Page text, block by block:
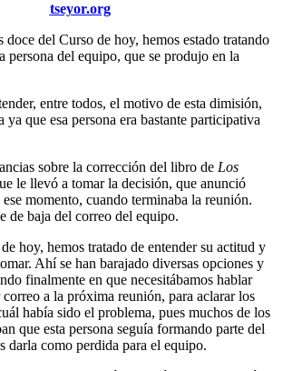
tseyor.org
del Curso de hoy, hemos estado tratando
persona del equipo, que se produjo en la
entre todos, el motivo de esta dimisión,
ya que esa persona era bastante participativa
sobre la corrección del libro de Los
le llevó a tomar la decisión, que anunció
momento, cuando terminaba la reunión.
de baja del correo del equipo.
hoy, hemos tratado de entender su actitud y
Ahí se han barajado diversas opciones y
finalmente en que necesitábamos hablar
a la próxima reunión, para aclarar los
había sido el problema, pues muchos de los
que esta persona seguía formando parte del
darla como perdida para el equipo.